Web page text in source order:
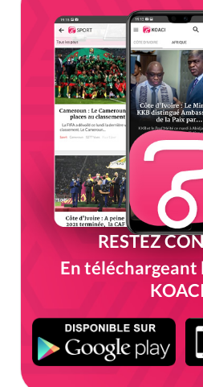
RESTEZ
En